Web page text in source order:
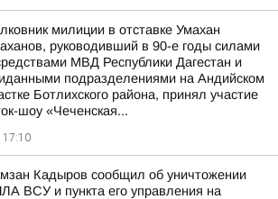
милиции в отставке Умахан
руководивший в 90-е годы силами
МВД Республики Дагестан и
подразделениями на Андийском
Ботлихского района, принял участие
шоу «Чеченская...
17:10
Кадыров сообщил об уничтожении
ВСУ и пункта его управления на